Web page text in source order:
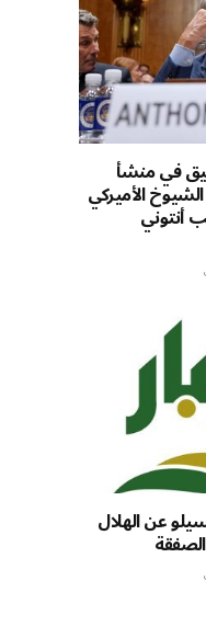
في منشأ
الأميركي
أنتوني
عن الهلال